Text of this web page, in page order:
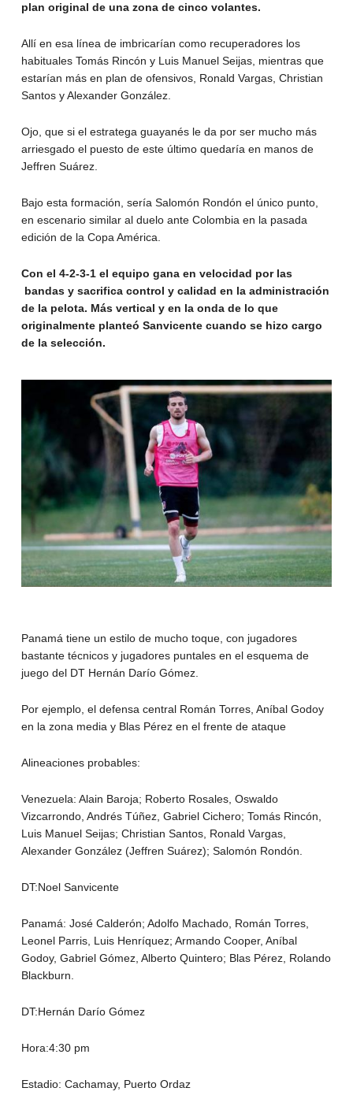
plan original de una zona de cinco volantes.
Allí en esa línea de imbricarían como recuperadores los
habituales Tomás Rincón y Luis Manuel Seijas, mientras que
estarían más en plan de ofensivos, Ronald Vargas, Christian
Santos y Alexander González.
Ojo, que si el estratega guayanés le da por ser mucho más
arriesgado el puesto de este último quedaría en manos de
Jeffren Suárez.
Bajo esta formación, sería Salomón Rondón el único punto,
en escenario similar al duelo ante Colombia en la pasada
edición de la Copa América.
Con el 4-2-3-1 el equipo gana en velocidad por las
bandas y sacrifica control y calidad en la administración
de la pelota. Más vertical y en la onda de lo que
originalmente planteó Sanvicente cuando se hizo cargo
de la selección.
Panamá tiene un estilo de mucho toque, con jugadores
bastante técnicos y jugadores puntales en el esquema de
juego del DT Hernán Darío Gómez.
Por ejemplo, el defensa central Román Torres, Aníbal Godoy
en la zona media y Blas Pérez en el frente de ataque
Alineaciones probables:
Venezuela: Alain Baroja; Roberto Rosales, Oswaldo
Vizcarrondo, Andrés Túñez, Gabriel Cichero; Tomás Rincón,
Luis Manuel Seijas; Christian Santos, Ronald Vargas,
Alexander González (Jeffren Suárez); Salomón Rondón.
DT:Noel Sanvicente
Panamá: José Calderón; Adolfo Machado, Román Torres,
Leonel Parris, Luis Henríquez; Armando Cooper, Aníbal
Godoy, Gabriel Gómez, Alberto Quintero; Blas Pérez, Rolando
Blackburn.
DT:Hernán Darío Gómez
Hora:4:30 pm
Estadio: Cachamay, Puerto Ordaz